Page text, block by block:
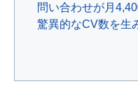
問い合わせが月
驚異的なCV数を生